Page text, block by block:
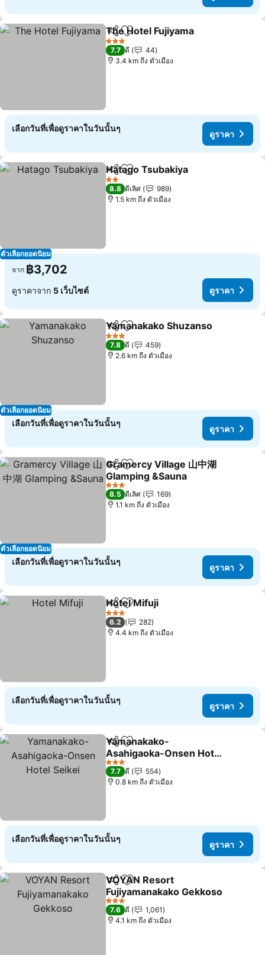
แชร์ เพิ่มในรายการโปรด
The Hotel Fujiyama
3 ดาว
7.7 ดี
44
3.4 km ถึง ตัวเมือง
เลือกวันที่เพื่อดูราคาในวันนั้นๆ
ดูราคา
ตัวเลือกยอดนิยม
แชร์ เพิ่มในรายการโปรด
Hatago Tsubakiya
2 ดาว
8.8 ดีเลิศ
989
1.5 km ถึง ตัวเมือง
จาก ฿3,702
ดูราคาจาก 5 เว็บไซต์ ดูราคา
ตัวเลือกยอดนิยม
แชร์ เพิ่มในรายการโปรด
Yamanakako Shuzanso
3 ดาว
7.8 ดี
459
2.6 km ถึง ตัวเมือง
เลือกวันที่เพื่อดูราคาในวันนั้นๆ
ดูราคา
ตัวเลือกยอดนิยม
แชร์ เพิ่มในรายการโปรด
Gramercy Village 山中湖
Glamping &Sauna
3 ดาว
8.5 ดีเลิศ
169
1.1 km ถึง ตัวเมือง
เลือกวันที่เพื่อดูราคาในวันนั้นๆ
ดูราคา
แชร์ เพิ่มในรายการโปรด
Hotel Mifuji
3 ดาว
6.2
282
4.4 km ถึง ตัวเมือง
เลือกวันที่เพื่อดูราคาในวันนั้นๆ
ดูราคา
แชร์ เพิ่มในรายการโปรด
Yamanakako-
Asahigaoka-Onsen Hotel
Seikei
3 ดาว
7.7 ดี
554
0.8 km ถึง ตัวเมือง
เลือกวันที่เพื่อดูราคาในวันนั้นๆ
ดูราคา
แชร์ เพิ่มในรายการโปรด
VOYAN Resort
Fujiyamanakako Gekkoso
3 ดาว
7.6 ดี
1,061
4.1 km ถึง ตัวเมือง